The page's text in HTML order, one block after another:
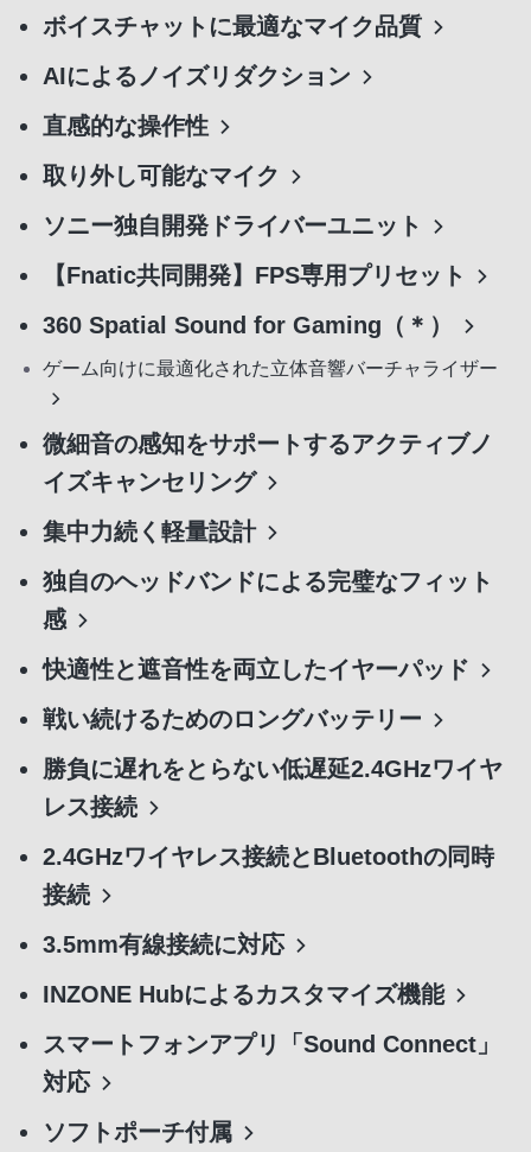
ボイスチャットに最適なマイク品質
AIによるノイズリダクション
直感的な操作性
取り外し可能なマイク
ソニー独自開発ドライバーユニット
【Fnatic共同開発】FPS専用プリセット
360 Spatial Sound for Gaming（＊）
ゲーム向けに最適化された立体音響バーチャライザー
微細音の感知をサポートするアクティブノ
イズキャンセリング
集中力続く軽量設計
独自のヘッドバンドによる完璧なフィット
感
快適性と遮音性を両立したイヤーパッド
戦い続けるためのロングバッテリー
勝負に遅れをとらない低遅延2.4GHzワイヤ
レス接続
2.4GHzワイヤレス接続とBluetoothの同時
接続
3.5mm有線接続に対応
INZONE Hubによるカスタマイズ機能
スマートフォンアプリ「Sound Connect」
対応
ソフトポーチ付属